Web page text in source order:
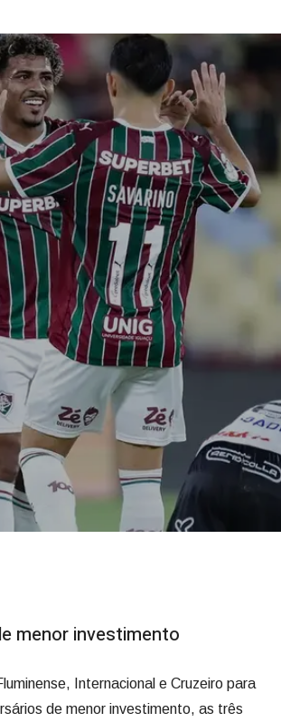
menor investimento
Internacional e Cruzeiro para
de menor investimento, as três